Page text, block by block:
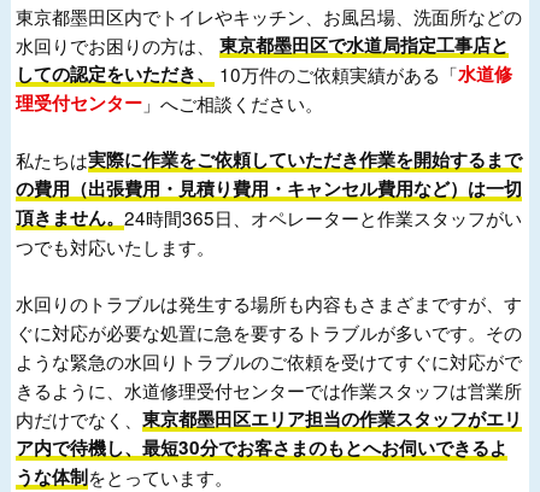
東京都墨田区内でトイレやキッチン、お風呂場、洗面所などの
水回りでお困りの方は、東京都墨田区で水道局指定工事店と
しての認定をいただき、
10万件のご依頼実績がある「水道修
理受付センター 」へご相談ください。
私たちは実際に作業をご依頼していただき作業を開始するまで
の費用（出張費用・見積り費用・キャンセル費用など）は一切
頂きません。24時間365日、オペレーターと作業スタッフがい
つでも対応いたします。
水回りのトラブルは発生する場所も内容もさまざまですが、す
ぐに対応が必要な処置に急を要するトラブルが多いです。その
ような緊急の水回りトラブルのご依頼を受けてすぐに対応がで
きるように、水道修理受付センターでは作業スタッフは営業所
内だけでなく、東京都墨田区エリア担当の作業スタッフがエリ
ア内で待機し、最短30分でお客さまのもとへお伺いできるよ
うな体制をとっています。